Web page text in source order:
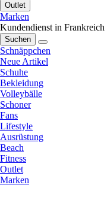
Outlet
Marken
Kundendienst in Frankreich
Suchen
Schnäppchen
Neue Artikel
Schuhe
Bekleidung
Volleybälle
Schoner
Fans
Lifestyle
Ausrüstung
Beach
Fitness
Outlet
Marken